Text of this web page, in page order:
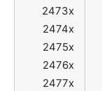
2473x
2474x
2475x
2476x
2477x